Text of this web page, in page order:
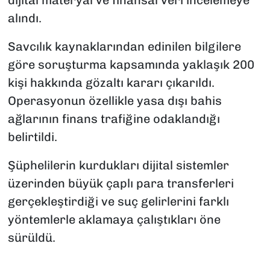
alındı.
Savcılık kaynaklarından edinilen bilgilere
göre soruşturma kapsamında yaklaşık 200
kişi hakkında gözaltı kararı çıkarıldı.
Operasyonun özellikle yasa dışı bahis
ağlarının finans trafiğine odaklandığı
belirtildi.
Şüphelilerin kurdukları dijital sistemler
üzerinden büyük çaplı para transferleri
gerçekleştirdiği ve suç gelirlerini farklı
yöntemlerle aklamaya çalıştıkları öne
sürüldü.